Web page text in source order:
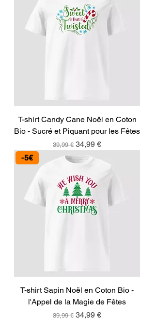
T-shirt Candy Cane Noël en Coton
Bio - Sucré et Piquant pour les Fêtes
Prix original
39,99 € Prix promotionnel
34,99 €
-5€
T-shirt Sapin Noël en Coton Bio -
l'Appel de la Magie de Fêtes
Prix original
39,99 € Prix promotionnel
34,99 €